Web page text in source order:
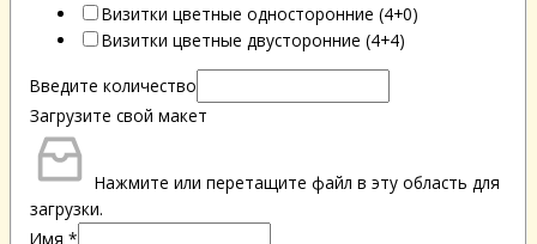
Визитки цветные односторонние (4+0)
Визитки цветные двусторонние (4+4)
Введите количество
Загрузите свой макет
Нажмите или перетащите файл в эту область для
загрузки.
Имя *